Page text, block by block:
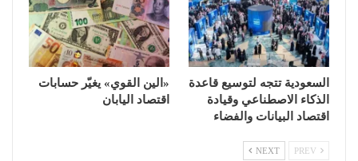
السعودية تتجه لتوسيع قاعدة
الذكاء الاصطناعي وقيادة
اقتصاد البيانات والفضاء
«الين القوي» يغيّر حسابات
اقتصاد اليابان
NEXT